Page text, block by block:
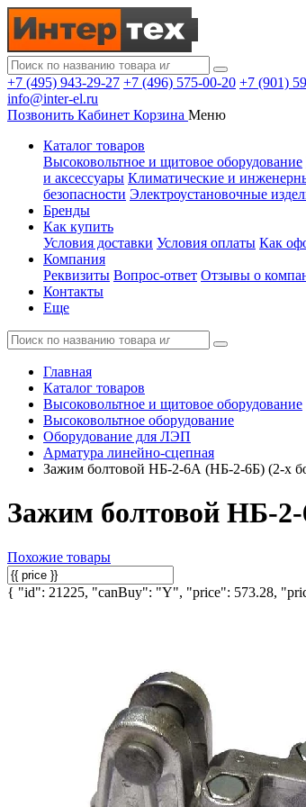
+7 (495) 943-29-27 +7 (496) 575-00-20 +7 (901)
info@inter-el.ru
Позвонить Кабинет Корзина Меню
Каталог товаров
Высоковольтное и щитовое оборудование
и аксессуары Климатические и
безопасности Электроустановочные
Бренды
Как купить
Условия доставки Условия оплаты Как
Компания
Реквизиты Вопрос-ответ Отзывы о
Контакты
Еще
Главная
Каталог товаров
Высоковольтное и щитовое оборудование
Высоковольтное оборудование
Оборудование для ЛЭП
Арматура линейно-сцепная
Зажим болтовой НБ-2-6А (НБ-2-6Б) (2-х
Зажим болтовой НБ-
Похожие товары
{ "id": 21225, "canBuy": "Y", "price": 573.28,